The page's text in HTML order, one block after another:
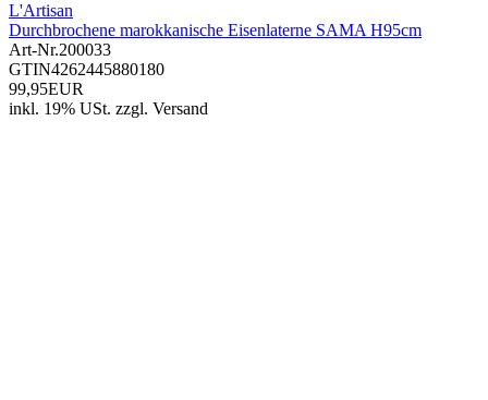
L'Artisan
Durchbrochene marokkanische Eisenlaterne SAMA H95cm
Art-Nr.200033
GTIN4262445880180
99,95EUR
inkl. 19% USt. zzgl. Versand